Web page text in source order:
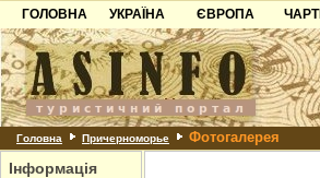
ГОЛОВНА
УКРАЇНА
Карпати
Азов
Причорноморря
Шацьк
ЄВРОПА
Чорногорія
Хорватія
Болгарія
Албанія
Головна Причерноморье Фотогалерея
Інформація